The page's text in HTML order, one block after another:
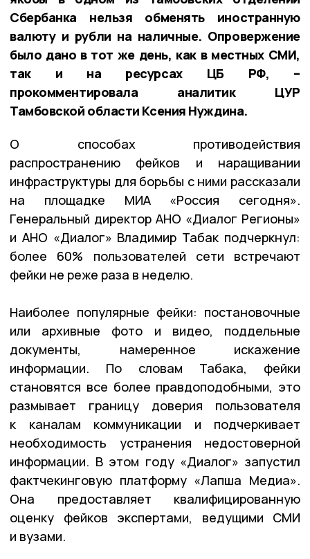
Сбербанка нельзя обменять иностранную
валюту и рубли на наличные. Опровержение
было дано в тот же день, как в местных СМИ,
так и на ресурсах ЦБ РФ, –
прокомментировала аналитик ЦУР
Тамбовской области Ксения Нуждина.
О способах противодействия
распространению фейков и наращивании
инфраструктуры для борьбы с ними рассказали
на площадке МИА «Россия сегодня».
Генеральный директор АНО «Диалог Регионы»
и АНО «Диалог» Владимир Табак подчеркнул:
более 60% пользователей сети встречают
фейки не реже раза в неделю.
Наиболее популярные фейки: постановочные
или архивные фото и видео, поддельные
документы, намеренное искажение
информации. По словам Табака, фейки
становятся все более правдоподобными, это
размывает границу доверия пользователя
к каналам коммуникации и подчеркивает
необходимость устранения недостоверной
информации. В этом году «Диалог» запустил
фактчекинговую платформу «Лапша Медиа».
Она предоставляет квалифицированную
оценку фейков экспертами, ведущими СМИ
и вузами.